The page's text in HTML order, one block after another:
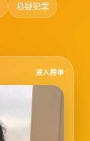
悬疑犯罪
进入榜单